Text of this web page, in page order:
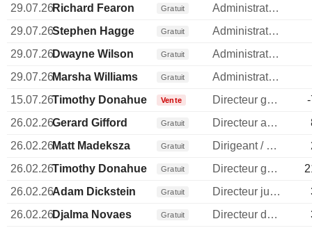
29.07.26Richard Fearon Gratuit
Administrateur
29.07.26Stephen Hagge Gratuit
Administrateur
29.07.26Dwayne Wilson Gratuit
Administrateur
29.07.26Marsha Williams Gratuit
Administrateur
15.07.26Timothy Donahue Vente Directeur general
26.02.26Gerard Gifford Gratuit Directeur administratif
26.02.26Matt Madeksza Gratuit Dirigeant / cadre principal
26.02.26Timothy Donahue Gratuit Directeur general
26.02.26Adam Dickstein Gratuit Directeur juridique
26.02.26Djalma Novaes Gratuit Directeur des operations